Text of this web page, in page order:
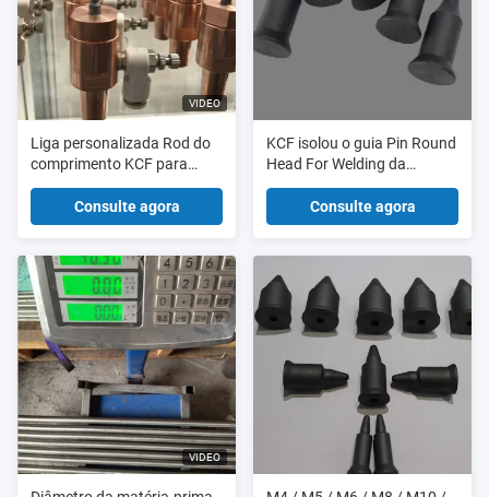
VIDEO
Liga personalizada Rod do
comprimento KCF para
fazer o Pin de guia de Kcf e
Consulte agora
KCF isolou o guia Pin Round
Head For Welding da
posição dos parafusos e
das porcasConsulte agora
VIDEO